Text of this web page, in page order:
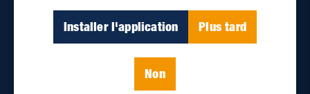
Installer l'application Plus tard
Non